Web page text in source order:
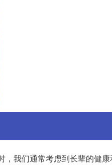
我们通常考虑到长辈的健康